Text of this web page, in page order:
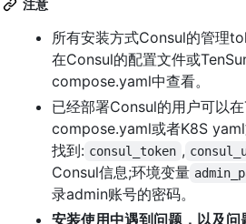
注意
所有安装方式Consul的管理
在Consul的配置文件或
compose.yaml中查看。
已经部署Consul的用户可以
compose.yaml或者K8S
找到: consul_token ,
Consul信息;环境变量
录admin账号的密码。
安装使用中遇到问题，以及问